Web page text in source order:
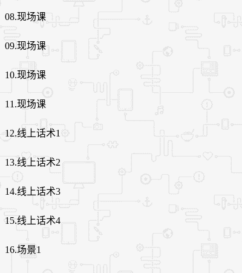
08.现场课
09.现场课
10.现场课
11.现场课
12.线上话术1
13.线上话术2
14.线上话术3
15.线上话术4
16.场景1